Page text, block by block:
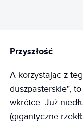
Przyszłość
A korzystając z
duszpasterskie",
wkrótce. Już
(gigantyczne